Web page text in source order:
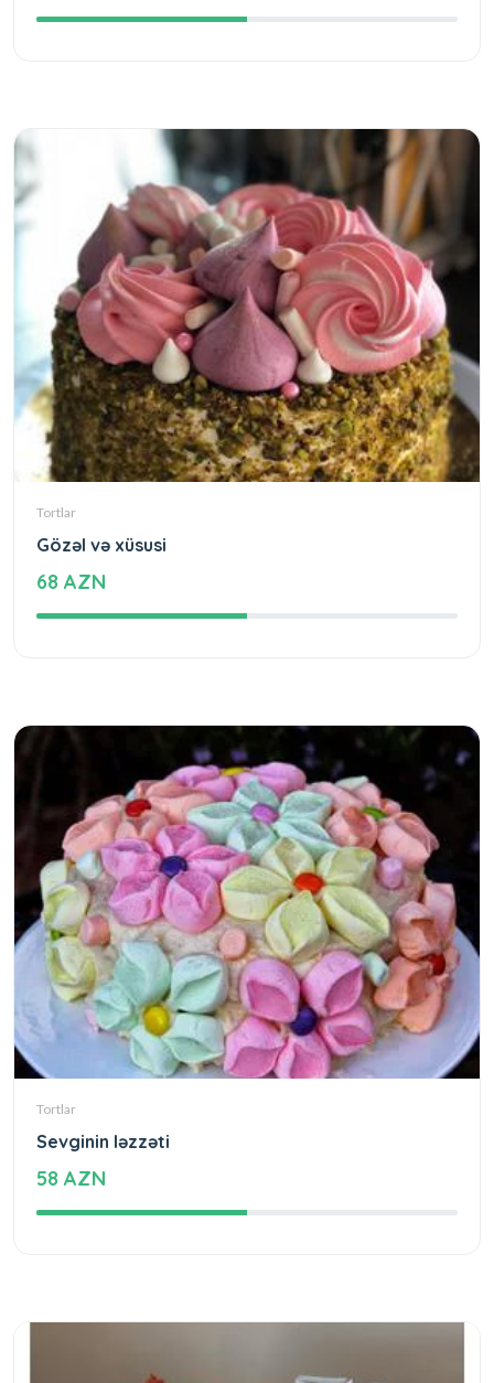
Tortlar
Gözəl və xüsusi
68 AZN
Tortlar
Sevginin ləzzəti
58 AZN